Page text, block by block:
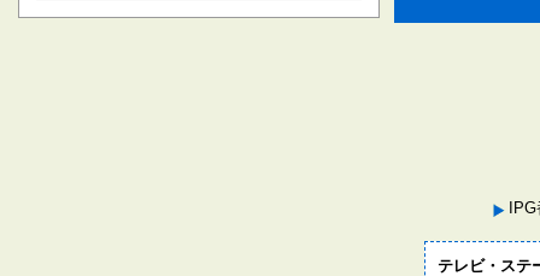
テレビ・ステ